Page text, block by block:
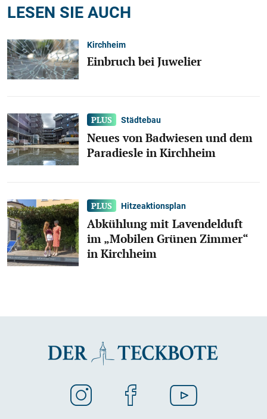
LESEN SIE AUCH
Kirchheim
Einbruch bei Juwelier
Städtebau
Neues von Badwiesen und dem
Paradiesle in Kirchheim
Hitzeaktionsplan
Abkühlung mit Lavendelduft
im „Mobilen Grünen Zimmer“
in Kirchheim